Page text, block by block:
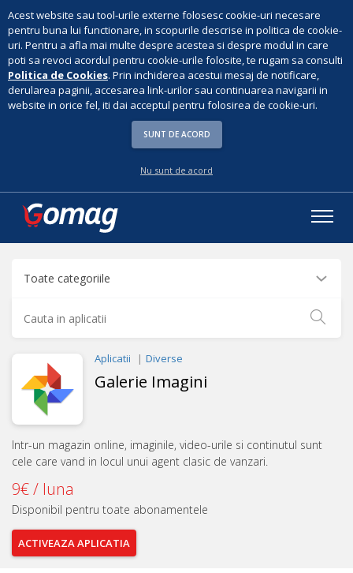
Acest website sau tool-urile externe folosesc cookie-uri necesare
pentru buna lui functionare, in scopurile descrise in politica de cookie-
uri. Pentru a afla mai multe despre acestea si despre modul in care
poti sa revoci acordul pentru cookie-urile folosite, te rugam sa consulti
Politica de Cookies. Prin inchiderea acestui mesaj de notificare,
derularea paginii, accesarea link-urilor sau continuarea navigarii in
website in orice fel, iti dai acceptul pentru folosirea de cookie-uri.
SUNT DE ACORD
Nu sunt de acord
Aplicatii Diverse
Galerie Imagini
Intr-un magazin online, imaginile, video-urile si continutul sunt
cele care vand in locul unui agent clasic de vanzari.
9€ / luna
Disponibil pentru toate abonamentele
ACTIVEAZAAPLICATIA